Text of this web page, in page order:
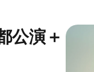
お問い合わせ
閲覧支援
サイトポリシー
公演＋